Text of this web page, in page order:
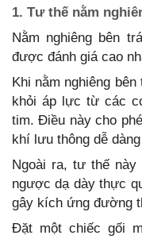
1. Tư thế nằm
Nằm nghiêng bên
được đánh giá cao
Khi nằm nghiêng
khỏi áp lực từ các
tim. Điều này cho
khí lưu thông dễ
Ngoài ra, tư thế
ngược dạ dày thực
gây kích ứng đường
Đặt một chiếc gối